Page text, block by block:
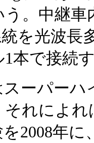
う。中継
統を光波長
本で接続
ーパーハ
それによ
2008年に